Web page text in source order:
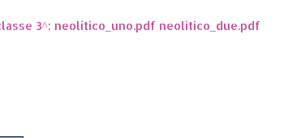
3^: neolitico_uno.pdf neolitico_due.pdf